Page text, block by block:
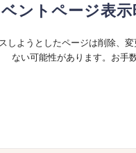
ントページ表示
しようとしたページは削除、
ない可能性があります。お手